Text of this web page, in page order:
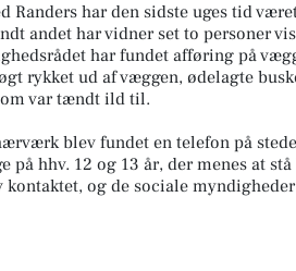
Randers har den sidste uges tid
andet har vidner set to personer
har fundet afføring på
rykket ud af væggen, ødelagte
var tændt ild til.
blev fundet en telefon på
hhv. 12 og 13 år, der menes at stå
og de sociale